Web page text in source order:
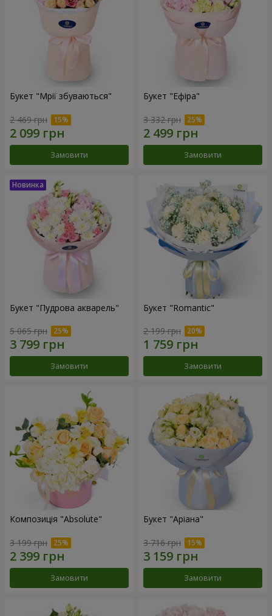
Букет "Мрії збуваються"
2 469 грн
Замовити
Букет "Ефіра"
3 332 грн
Замовити
Букет "Пудрова акварель"
5 065 грн
Замовити
Букет "Romantic"
2 199 грн
Замовити
Композиція "Absolute"
3 199 грн
Замовити
Букет "Аріана"
3 716 грн
Замовити